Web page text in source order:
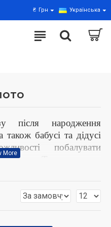
₴ Грн Українська
після народження
бабусі та дідусі
побалувати
Так хочеться,
якої речі, чи це